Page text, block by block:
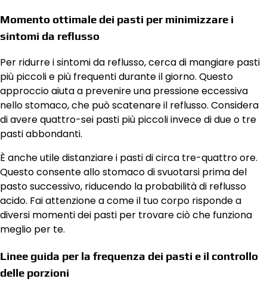
Momento ottimale dei pasti per minimizzare i
sintomi da reflusso
Per ridurre i sintomi da reflusso, cerca di mangiare pasti
più piccoli e più frequenti durante il giorno. Questo
approccio aiuta a prevenire una pressione eccessiva
nello stomaco, che può scatenare il reflusso. Considera
di avere quattro-sei pasti più piccoli invece di due o tre
pasti abbondanti.
È anche utile distanziare i pasti di circa tre-quattro ore.
Questo consente allo stomaco di svuotarsi prima del
pasto successivo, riducendo la probabilità di reflusso
acido. Fai attenzione a come il tuo corpo risponde a
diversi momenti dei pasti per trovare ciò che funziona
meglio per te.
Linee guida per la frequenza dei pasti e il controllo
delle porzioni